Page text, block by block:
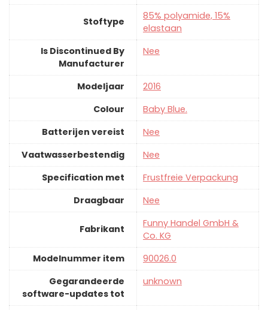
Stoftype
‎85% polyamide, 15%
elastaan
Is Discontinued By
Manufacturer
‎Nee
Modeljaar
‎2016
Colour
‎Baby Blue.
Batterijen vereist
‎Nee
Vaatwasserbestendig
‎Nee
Specification met
‎Frustfreie Verpackung
Draagbaar
‎Nee
Fabrikant
‎Funny Handel GmbH &
Co. KG
Modelnummer item
‎90026.0
Gegarandeerde
software-updates tot
‎unknown